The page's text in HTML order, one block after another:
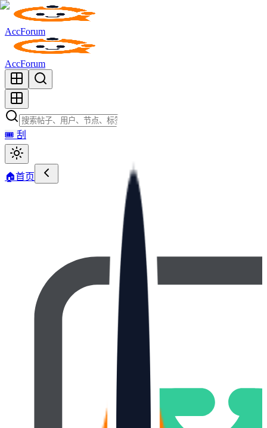
AccForum
AccForum
🎟️ 刮
🏠首页